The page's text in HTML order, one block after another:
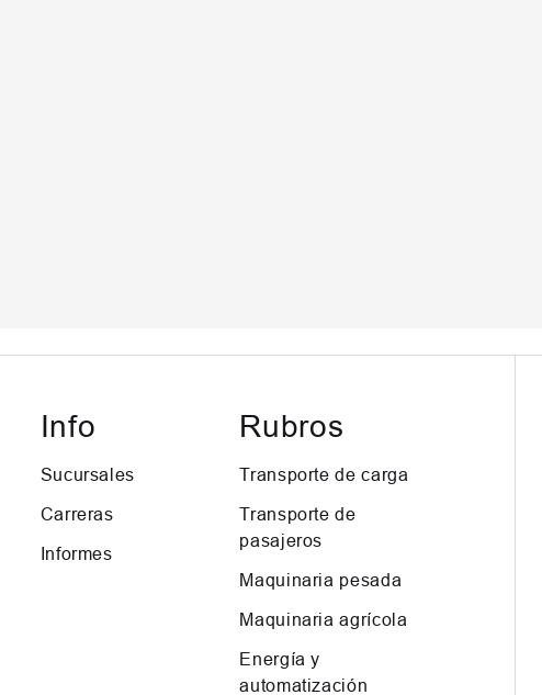
Info
Sucursales
Carreras
Informes
Rubros
Transporte de carga
Transporte de
pasajeros
Maquinaria pesada
Maquinaria agrícola
Energía y
automatización